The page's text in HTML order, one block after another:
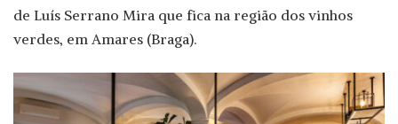
de Luís Serrano Mira que fica na região dos vinhos
verdes, em Amares (Braga).